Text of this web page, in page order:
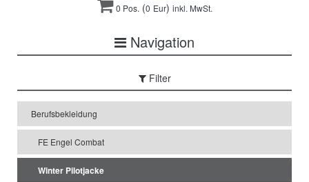
0 Pos.(0 Eur) inkl. MwSt.
Navigation
Filter
Berufsbekleidung
FE Engel Combat
Winter Pilotjacke